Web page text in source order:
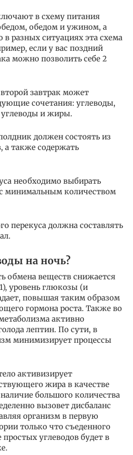
в схему питания
обедом и ужином, а
разных ситуациях эта схема
если у вас поздний
можно позволить себе 2
завтрак может
сочетания: углеводы,
углеводы и жиры.
должен состоять из
а также содержать
необходимо выбирать
минимальным количеством
перекуса должна составлять
на ночь?
обмена веществ снижается
уровень глюкозы (и
повышая таким образом
гормона роста. Также во
активно
лептин. По сути, в
минимизирует процессы
активизирует
жира в качестве
большого количества
вызовет дисбаланс
организм в первую
только что съеденного
углеводов будет в